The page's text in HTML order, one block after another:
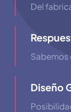
Del
Sabemos
Diseño